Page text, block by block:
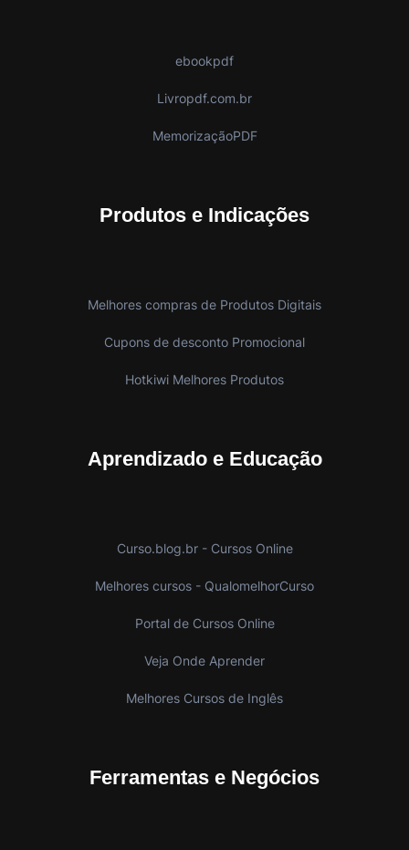
ebookpdf
Livropdf.com.br
MemorizaçãoPDF
Produtos e Indicações
Melhores compras de Produtos Digitais
Cupons de desconto Promocional
Hotkiwi Melhores Produtos
Aprendizado e Educação
Curso.blog.br - Cursos Online
Melhores cursos - QualomelhorCurso
Portal de Cursos Online
Veja Onde Aprender
Melhores Cursos de Inglês
Ferramentas e Negócios